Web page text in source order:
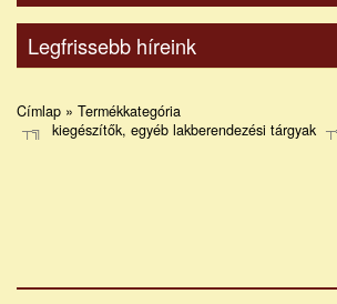
Legfrissebb híreink
Címlap » Termékkategória
kiegészítők, egyéb lakberendezési tárgyak